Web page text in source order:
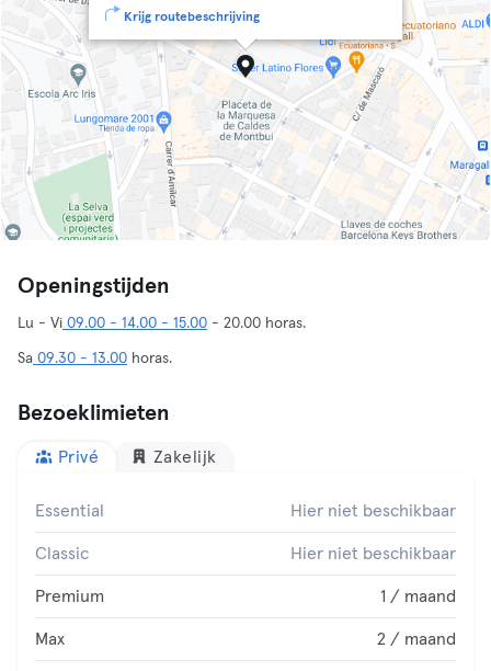
Krijg routebeschrijving
Openingstijden
Lu - Vi 09.00 - 14.00 - 15.00 - 20.00 horas.
Sa 09.30 - 13.00 horas.
Bezoeklimieten
Privé Zakelijk
Essential Hier niet beschikbaar
Classic Hier niet beschikbaar
Premium 1 / maand
Max 2 / maand